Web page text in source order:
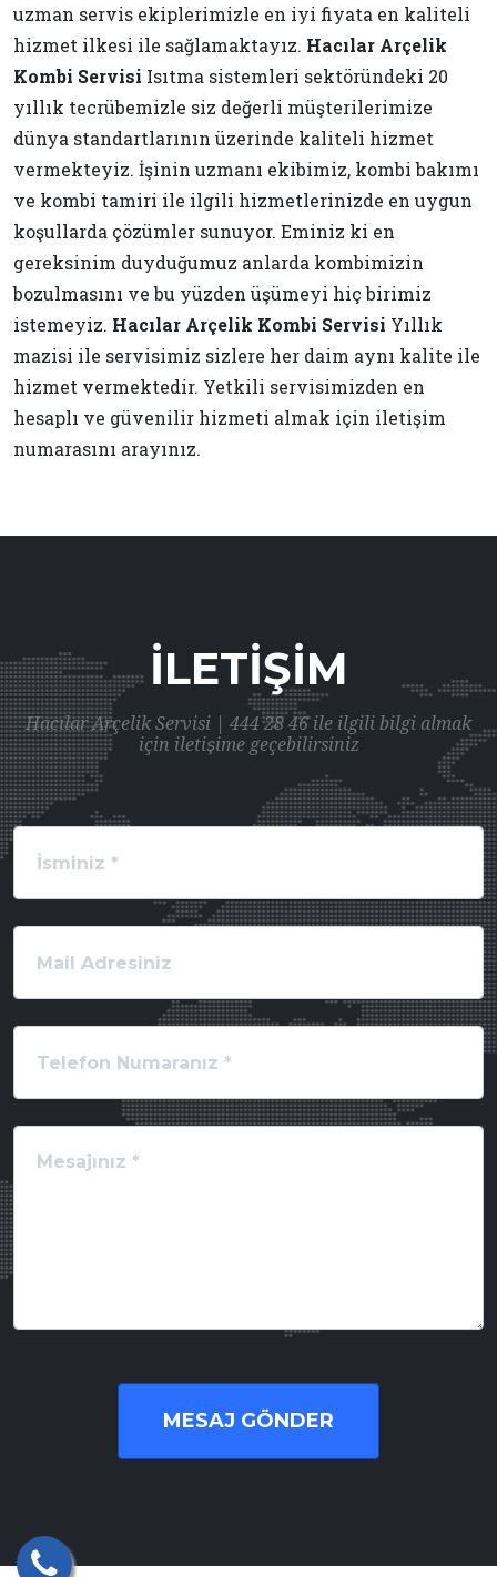
uzman servis ekiplerimizle en iyi fiyata en kaliteli
hizmet ilkesi ile sağlamaktayız. Hacılar Arçelik
Kombi Servisi Isıtma sistemleri sektöründeki 20
yıllık tecrübemizle siz değerli müşterilerimize
dünya standartlarının üzerinde kaliteli hizmet
vermekteyiz. İşinin uzmanı ekibimiz, kombi bakımı
ve kombi tamiri ile ilgili hizmetlerinizde en uygun
koşullarda çözümler sunuyor. Eminiz ki en
gereksinim duyduğumuz anlarda kombimizin
bozulmasını ve bu yüzden üşümeyi hiç birimiz
istemeyiz. Hacılar Arçelik Kombi Servisi Yıllık
mazisi ile servisimiz sizlere her daim aynı kalite ile
hizmet vermektedir. Yetkili servisimizden en
hesaplı ve güvenilir hizmeti almak için iletişim
numarasını arayınız.
İLETIŞIM
Hacılar Arçelik Servisi | 444 28 46 ile ilgili bilgi almak
için iletişime geçebilirsiniz
MESAJ GÖNDER